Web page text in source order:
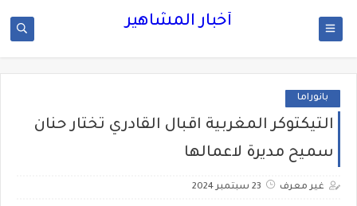
أخبار المشاهير
بانوراما
التيكتوكر المغربية اقبال القادري تختار حنان
سميح مديرة لاعمالها
غير معرف 23 سبتمبر 2024